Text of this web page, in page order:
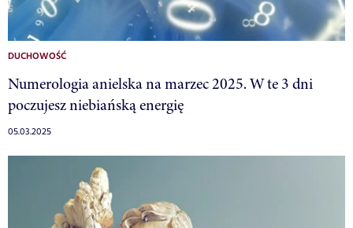
DUCHOWOŚĆ
Numerologia anielska na marzec 2025. W te 3 dni
poczujesz niebiańską energię
05.03.2025